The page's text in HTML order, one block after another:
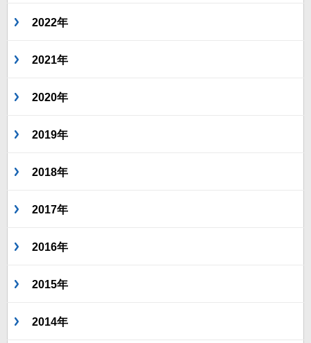
2022年
2021年
2020年
2019年
2018年
2017年
2016年
2015年
2014年